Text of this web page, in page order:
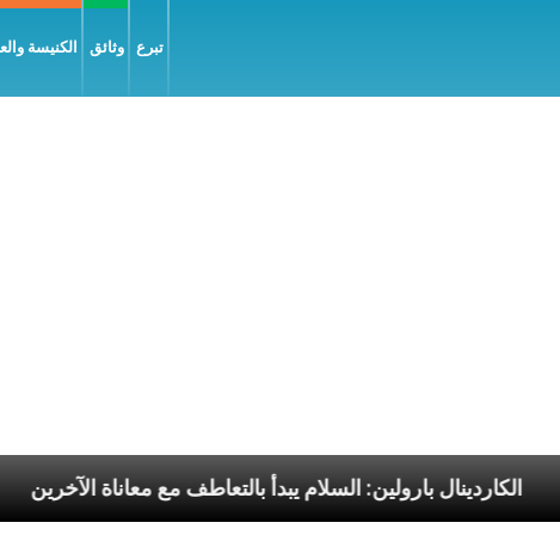
الكنيسة وثائق تبرع
الكاردينال بارولين: السلام يبدأ بالتعاطف مع